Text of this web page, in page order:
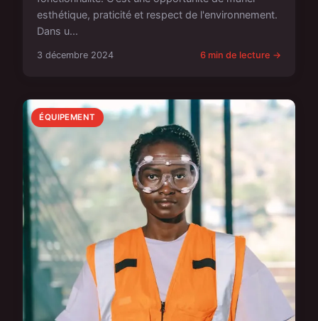
esthétique, praticité et respect de l'environnement.
Dans u...
3 décembre 2024 6 min de lecture →
ÉQUIPEMENT